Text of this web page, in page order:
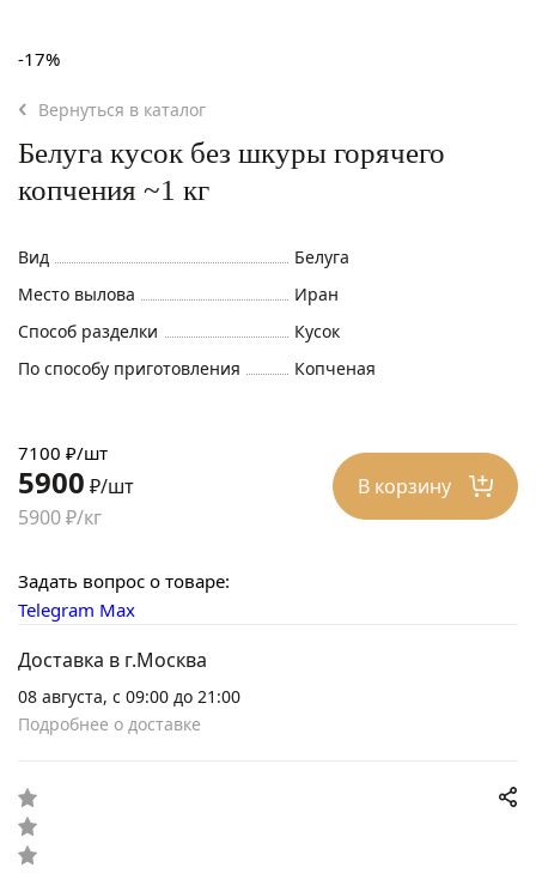
-17%
Вернуться в каталог
Белуга кусок без шкуры горячего
копчения ~1 кг
Вид
Белуга
Место вылова
Иран
Способ разделки
Кусок
По способу приготовления
Копченая
7100 ₽/шт
5900 ₽/шт
5900 ₽/кг
В корзину
Задать вопрос о товаре:
Telegram Max
Доставка в г.Москва
08 августа, с 09:00 до 21:00
Подробнее о доставке